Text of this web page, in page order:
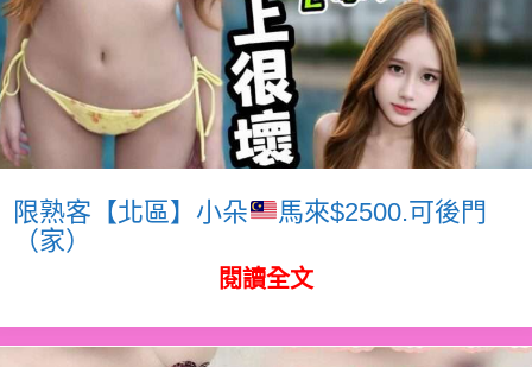
限熟客【北區】小朵
馬來$2500.可後門
（家）
閱讀全文